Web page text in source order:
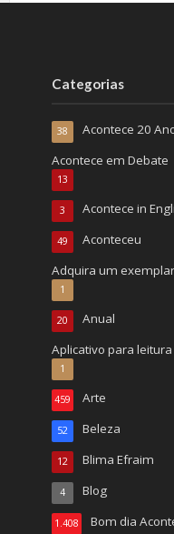
Categorias
Acontece 20
38
Acontece em Debate
13
Acontece in
3
Aconteceu
49
Adquira um exemplar
1
Anual
20
Aplicativo para leitura
1
Arte
459
Beleza
52
Blima Efraim
12
Blog
4
Bom dia
1.408